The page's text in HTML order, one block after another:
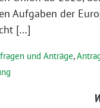
Aufgaben der
[…]
und Anträge,